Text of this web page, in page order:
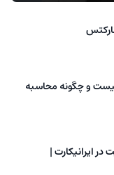
و چگونه محاسبه
ایرانیکارت |